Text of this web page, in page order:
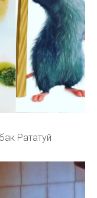
Рататуй